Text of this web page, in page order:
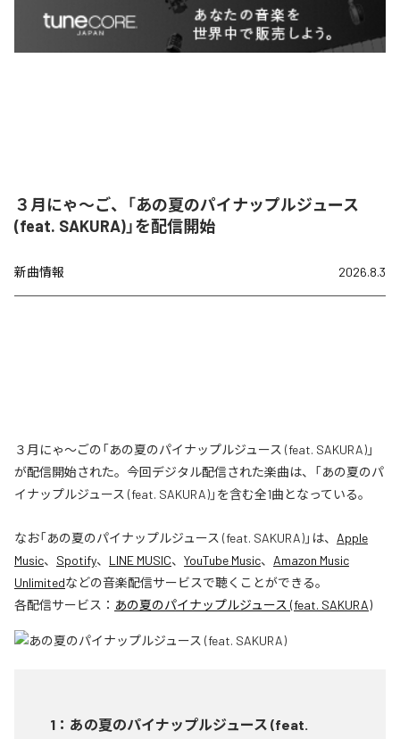
３月にゃ〜ご、「あの夏のパイナップルジュース
(feat. SAKURA)」を配信開始
新曲情報 2026.8.3
３月にゃ〜ごの「あの夏のパイナップルジュース (feat. SAKURA)」
が配信開始された。今回デジタル配信された楽曲は、「あの夏のパ
イナップルジュース (feat. SAKURA)」を含む全1曲となっている。
なお「あの夏のパイナップルジュース (feat. SAKURA)」は、 Apple
Music、 Spotify、 LINE MUSIC、 YouTube Music、 Amazon Music
Unlimitedなどの音楽配信サービスで聴くことができる。
各配信サービス： あの夏のパイナップルジュース (feat. SAKURA)
1 ： あの夏のパイナップルジュース (feat.